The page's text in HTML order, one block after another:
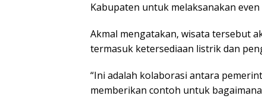
Kabupaten untuk melaksanakan
Akmal mengatakan, wisata tersebut
termasuk ketersediaan listrik dan
“Ini adalah kolaborasi antara
memberikan contoh untuk